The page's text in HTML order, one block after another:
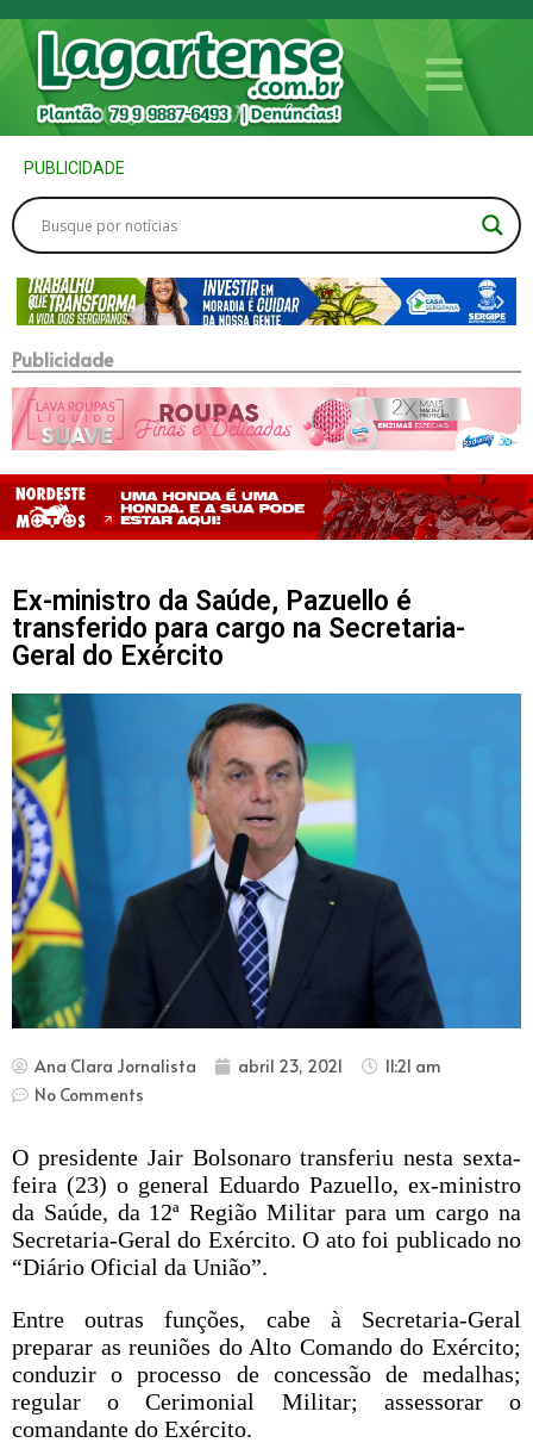
PUBLICIDADE
Publicidade
Ex-ministro da Saúde, Pazuello é
transferido para cargo na Secretaria-
Geral do Exército
Ana Clara Jornalista abril 23, 2021
11:21 am
No Comments
O presidente Jair Bolsonarotransferiu nesta sexta-
feira (23) o general Eduardo Pazuello, ex-ministro
da Saúde, da 12ª Região Militar para um cargo na
Secretaria-Geral do Exército. O ato foi publicado no
“Diário Oficial da União”.
Entre outras funções, cabe à Secretaria-Geral
preparar as reuniões do Alto Comando do Exército;
conduzir o processo de concessão de medalhas;
regular o Cerimonial Militar; assessorar o
comandante do Exército.